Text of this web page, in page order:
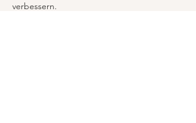
verbessern.